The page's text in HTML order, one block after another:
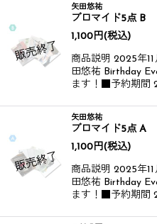
矢田悠祐
ブロマイド5点 B
1,100 円(税込)
商品説明 2025年
田悠祐 Birthday
ます！​​ ■予約期間
矢田悠祐
ブロマイド5点 A
1,100 円(税込)
商品説明 2025年
田悠祐 Birthday
ます！​​ ■予約期間